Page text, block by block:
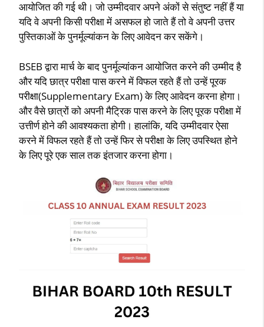
आयोजित की गई थी। जो उम्मीदवार अपने अंकों से संतुष्ट नहीं हैं या
यदि वे अपनी किसी परीक्षा में असफल हो जाते हैं तो वे अपनी उत्तर
पुस्तिकाओं के पुनर्मूल्यांकन के लिए आवेदन कर सकेंगे।
BSEB द्वारा मार्च के बाद पुनर्मूल्यांकन आयोजित करने की उम्मीद है
और यदि छात्र परीक्षा पास करने में विफल रहते हैं तो उन्हें पूरक
परीक्षा(Supplementary Exam) के लिए आवेदन करना होगा।
और वैसे छात्रों को अपनी मैट्रिक पास करने के लिए पूरक परीक्षा में
उत्तीर्ण होने की आवश्यकता होगी। हालांकि, यदि उम्मीदवार ऐसा
करने में विफल रहते हैं तो उन्हें फिर से परीक्षा के लिए उपस्थित होने
के लिए पूरे एक साल तक इंतजार करना होगा।